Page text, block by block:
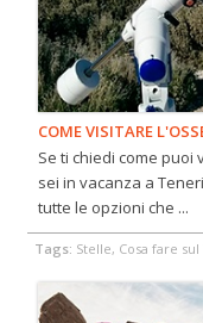
COME VISITARE
Se ti chiedi come
sei in vacanza a
tutte le opzioni che ...
Tags: Stelle, Cosa fare